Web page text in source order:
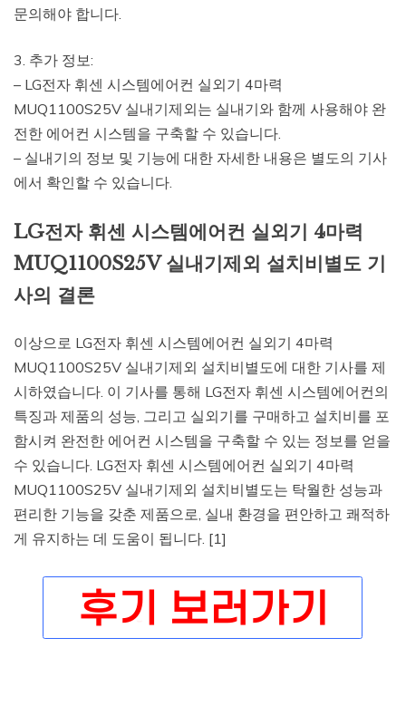
문의해야 합니다.
3. 추가 정보:
– LG전자 휘센 시스템에어컨 실외기 4마력
MUQ1100S25V 실내기제외는 실내기와 함께 사용해야 완
전한 에어컨 시스템을 구축할 수 있습니다.
– 실내기의 정보 및 기능에 대한 자세한 내용은 별도의 기사
에서 확인할 수 있습니다.
LG전자 휘센 시스템에어컨 실외기 4마력
MUQ1100S25V 실내기제외 설치비별도 기
사의 결론
이상으로 LG전자 휘센 시스템에어컨 실외기 4마력
MUQ1100S25V 실내기제외 설치비별도에 대한 기사를 제
시하였습니다. 이 기사를 통해 LG전자 휘센 시스템에어컨의
특징과 제품의 성능, 그리고 실외기를 구매하고 설치비를 포
함시켜 완전한 에어컨 시스템을 구축할 수 있는 정보를 얻을
수 있습니다. LG전자 휘센 시스템에어컨 실외기 4마력
MUQ1100S25V 실내기제외 설치비별도는 탁월한 성능과
편리한 기능을 갖춘 제품으로, 실내 환경을 편안하고 쾌적하
게 유지하는 데 도움이 됩니다. [1]